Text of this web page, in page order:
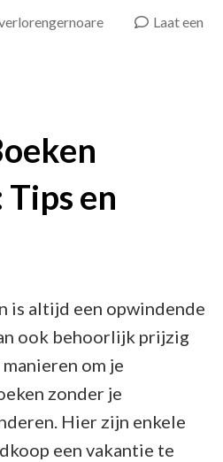
Laat een
en
is altijd een opwindende
ook behoorlijk prijzig
om je
zonder je
Hier zijn enkele
een vakantie te